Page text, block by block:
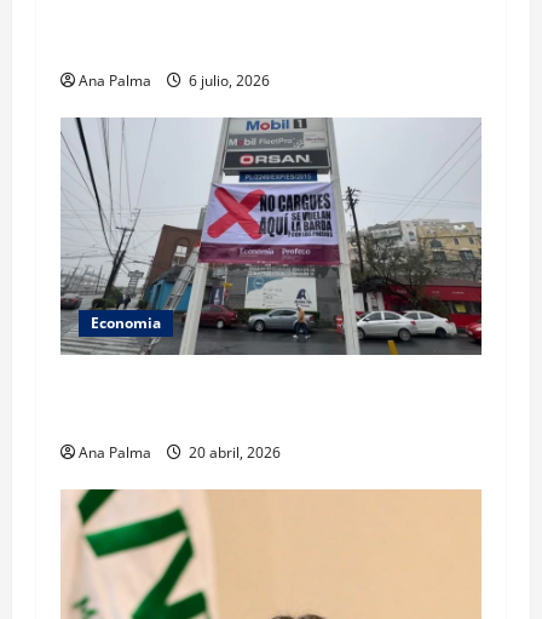
Ana Palma 6 julio, 2026
Economia
Ana Palma 20 abril, 2026